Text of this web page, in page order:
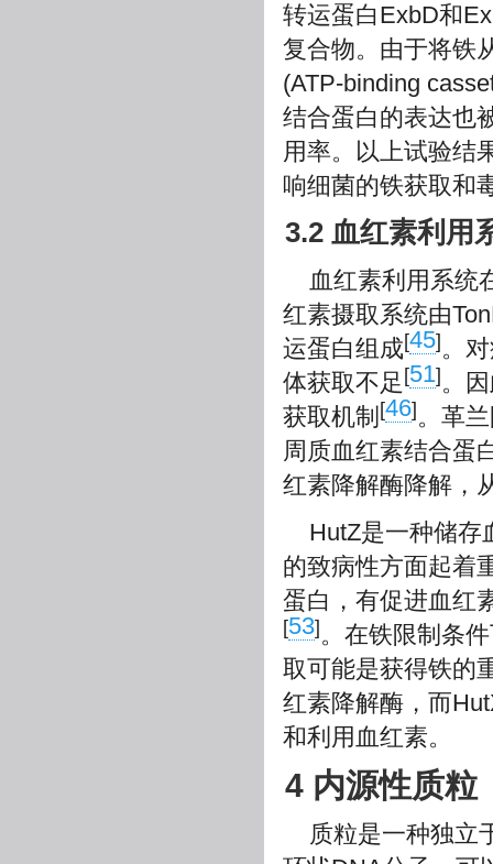
转运蛋白ExbD和
复合物。由于将铁
(ATP-binding
结合蛋白的表达也
用率。以上试验结
响细菌的铁获取和
3.2 血红素利用
血红素利用系统
红素摄取系统由
运蛋白组成[45]。
体获取不足[51]。
获取机制 [46]。革
周质血红素结合蛋
红素降解酶降解，
HutZ是一种储存
的致病性方面起着
蛋白，有促进血红
[53]。在铁限制条
取可能是获得铁的
红素降解酶，而
和利用血红素。
4 内源性质粒
质粒是一种独立